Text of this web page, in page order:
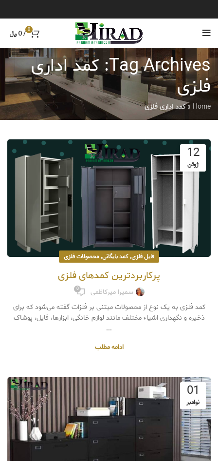
0
/
0 ﷼
Tag Archives: کمد اداری
فلزی
Home
»کمد اداری فلزی
12
ژوئن
فایل فلزی,کمد بایگانی,محصولات فلزی
پرکاربردترین کمدهای فلزی
سمیرا میرکاظمی 0
کمد فلزی به یک نوع از محصولات مبتنی بر فلزات گفته می‌شود که برای
ذخیره و نگهداری اشیاء مختلف مانند لوازم خانگی، ابزارها، فایل، پوشاک
...
ادامه مطلب
01
نوامبر